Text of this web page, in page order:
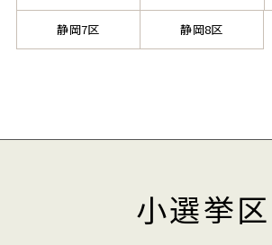
静岡7区 静岡8区
小選挙区